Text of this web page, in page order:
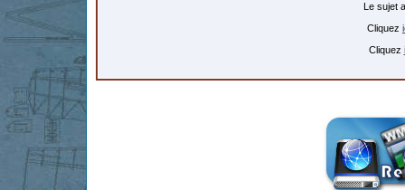
Le sujet
Cliquez
Cliquez